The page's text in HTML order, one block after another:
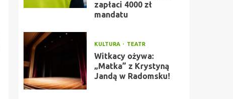
zapłaci 4000 zł
mandatu
KULTURA TEATR
Witkacy ożywa:
„Matka” z Krystyną
Jandą w Radomsku!